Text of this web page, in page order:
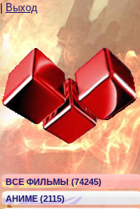
Выход
ВСЕ ФИЛЬМЫ (74245)
АНИМЕ (2115)